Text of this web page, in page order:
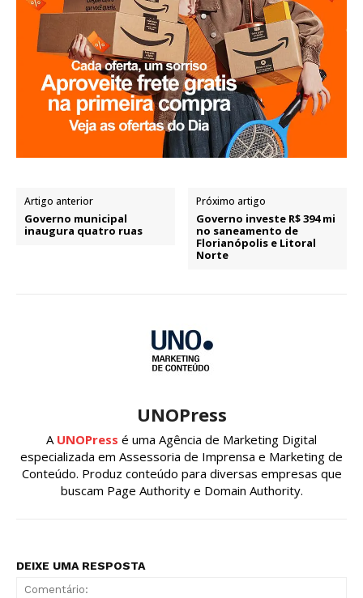
Artigo anterior
Governo municipal
inaugura quatro ruas
Próximo artigo
Governo investe R$ 394 mi
no saneamento de
Florianópolis e Litoral
Norte
UNOPress
A UNOPress é uma Agência de Marketing Digital
especializada em Assessoria de Imprensa e Marketing de
Conteúdo. Produz conteúdo para diversas empresas que
buscam Page Authority e Domain Authority.
DEIXE UMA RESPOSTA